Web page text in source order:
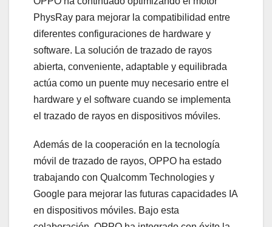
PhysRay para mejorar la compatibilidad entre
diferentes configuraciones de hardware y
software. La solución de trazado de rayos
abierta, conveniente, adaptable y equilibrada
actúa como un puente muy necesario entre el
hardware y el software cuando se implementa
el trazado de rayos en dispositivos móviles.
Además de la cooperación en la tecnología
móvil de trazado de rayos, OPPO ha estado
trabajando con Qualcomm Technologies y
Google para mejorar las futuras capacidades IA
en dispositivos móviles. Bajo esta